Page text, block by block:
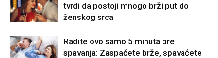
tvrdi da postoji mnogo brži put do
ženskog srca
Radite ovo samo 5 minuta pre
spavanja: Zaspaćete brže, spavaćete